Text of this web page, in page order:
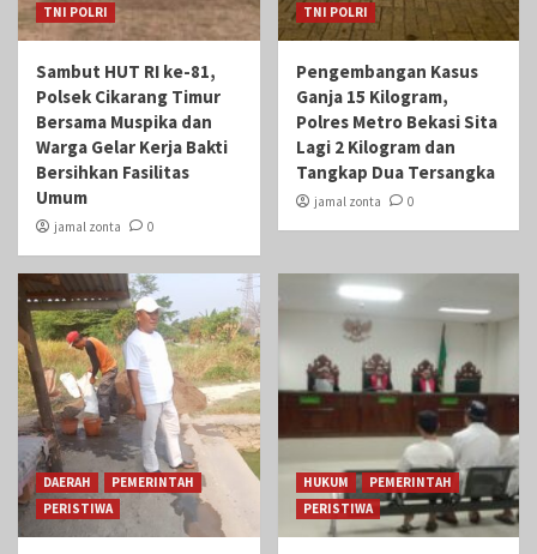
TNI POLRI
Sambut HUT RI ke-81,
Polsek Cikarang Timur
Bersama Muspika dan
Warga Gelar Kerja Bakti
Bersihkan Fasilitas
Umum
jamal zonta 0
TNI POLRI
Pengembangan Kasus
Ganja 15 Kilogram,
Polres Metro Bekasi Sita
Lagi 2 Kilogram dan
Tangkap Dua Tersangka
jamal zonta 0
DAERAH
PEMERINTAH
PERISTIWA
HUKUM
PEMERINTAH
PERISTIWA